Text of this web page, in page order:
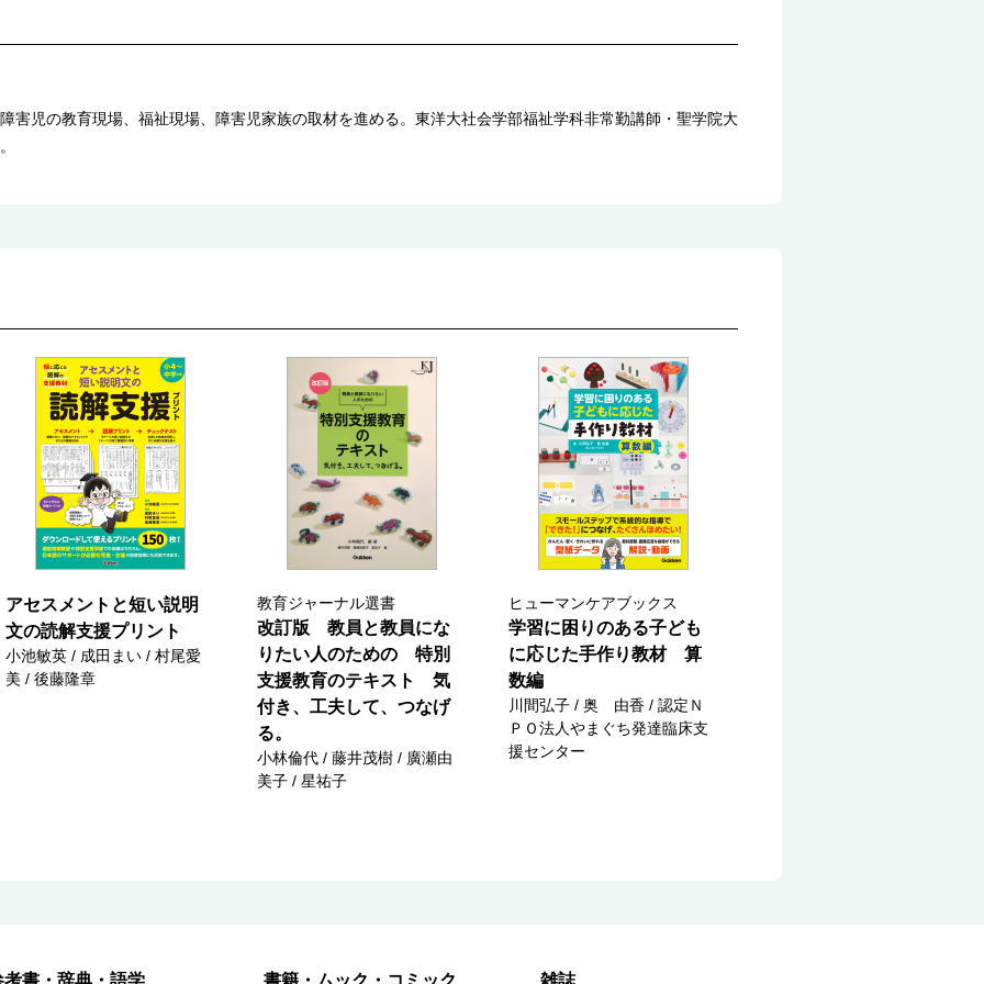
害児の教育現場、福祉現場、障害児家族の取材を進める。東洋大社会学部福祉学科非常勤講師・聖学院大
アセスメントと短い説明
文の読解支援プリント
小池敏英 / 成田まい / 村尾愛
美 / 後藤隆章
教育ジャーナル選書
改訂版 教員と教員にな
りたい人のための 特別
支援教育のテキスト 気
付き、工夫して、つなげ
る。
小林倫代 / 藤井茂樹 / 廣瀬由
美子 / 星祐子
ヒューマンケアブックス
学習に困りのある子ども
に応じた手作り教材 算
数編
川間弘子 / 奥 由香 / 認定Ｎ
ＰＯ法人やまぐち発達臨床支
援センター
考書・辞典・語学 書籍・ムック・コミック 雑誌